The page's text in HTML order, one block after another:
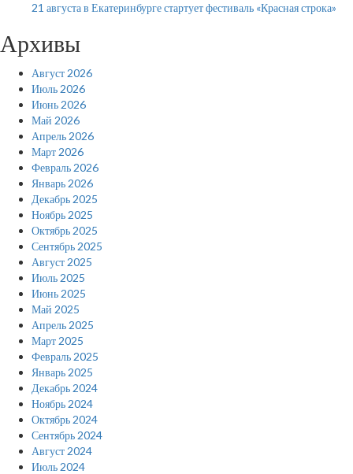
21 августа в Екатеринбурге стартует фестиваль «Красная строка»
Архивы
Август 2026
Июль 2026
Июнь 2026
Май 2026
Апрель 2026
Март 2026
Февраль 2026
Январь 2026
Декабрь 2025
Ноябрь 2025
Октябрь 2025
Сентябрь 2025
Август 2025
Июль 2025
Июнь 2025
Май 2025
Апрель 2025
Март 2025
Февраль 2025
Январь 2025
Декабрь 2024
Ноябрь 2024
Октябрь 2024
Сентябрь 2024
Август 2024
Июль 2024